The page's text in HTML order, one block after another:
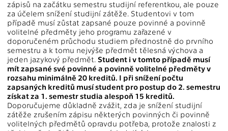
zápisů na začátku semestru studijní referentkou, ale pouze
za účelem snížení studijní zátěže. Studentovi v tom
případě musí zůstat zapsané pouze povinné a povinně
volitelné předměty jeho programu zařazené v
doporučeném průchodu studiem přednostně do prvního
semestru a k tomu nejvýše předmět tělesná výchova a
jeden jazykový předmět. Student i v tomto případě musí
mít zapsané své povinné a povinně volitelné předměty v
rozsahu minimálně 20 kreditů. I při snížení počtu
zapsaných kreditů musí student pro postup do 2. semestru
získat za 1. semestr studia alespoň 15 kreditů.
Doporučujeme důkladně zvážit, zda je snížení studijní
zátěže zrušením zápisu některých povinných či povinně
volitelných předmětů opravdu potřeba, protože znalosti z